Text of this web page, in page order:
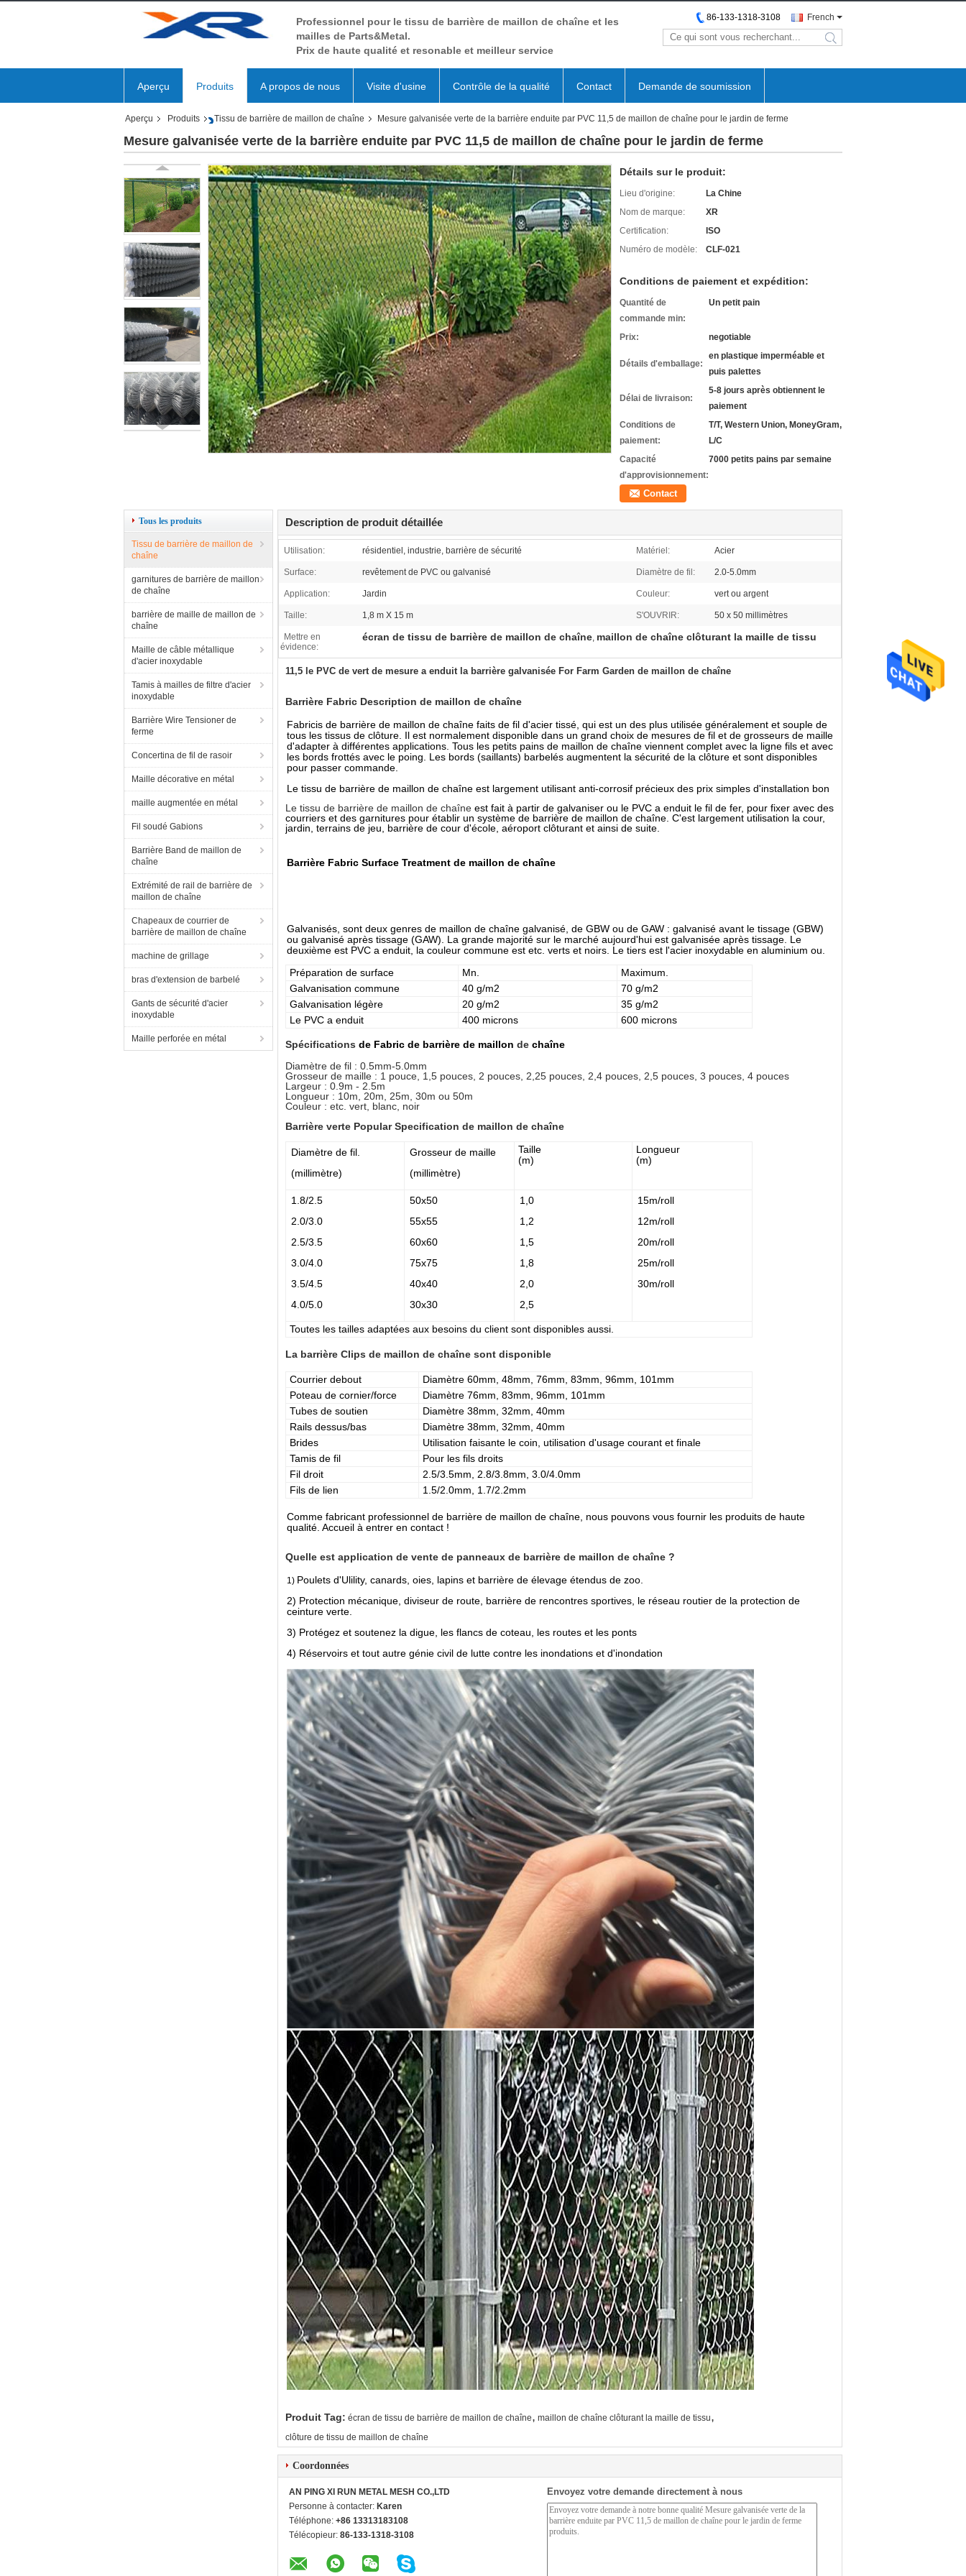
Professionnel pour le tissu de barrière de maillon de chaîne et les
mailles de Parts&Metal.
Prix de haute qualité et resonable et meilleur service
French
86-133-1318-3108
search
Aperçu Produits A propos de nous Visite d'usine Contrôle de la qualité Contact Demande de soumission
Aperçu Produits Tissu de barrière de maillon de chaîne Mesure galvanisée verte de la barrière enduite par PVC 11,5 de maillon de chaîne pour le jardin de ferme
Mesure galvanisée verte de la barrière enduite par PVC 11,5 de maillon de chaîne pour le jardin de ferme
Détails sur le produit:
Lieu d'origine:
La Chine
Nom de marque:
XR
Certification:
ISO
Numéro de modèle:
CLF-021
Conditions de paiement et expédition:
Quantité de
commande min:
Un petit pain
Prix: negotiable
Détails d'emballage:
en plastique imperméable et
puis palettes
Délai de livraison:
5-8 jours après obtiennent le
paiement
Conditions de
paiement:
T/T, Western Union, MoneyGram,
L/C
Capacité
d'approvisionnement:
7000 petits pains par semaine
Contact
Tous les produits
Tissu de barrière de maillon de
chaîne
garnitures de barrière de maillon
de chaîne
barrière de maille de maillon de
chaîne
Maille de câble métallique
d'acier inoxydable
Tamis à mailles de filtre d'acier
inoxydable
Barrière Wire Tensioner de
ferme
Concertina de fil de rasoir
Maille décorative en métal
maille augmentée en métal
Fil soudé Gabions
Barrière Band de maillon de
chaîne
Extrémité de rail de barrière de
maillon de chaîne
Chapeaux de courrier de
barrière de maillon de chaîne
machine de grillage
bras d'extension de barbelé
Gants de sécurité d'acier
inoxydable
Maille perforée en métal
Description de produit détaillée
Utilisation: résidentiel, industrie, barrière de sécurité Matériel: Acier
Surface: revêtement de PVC ou galvanisé Diamètre de fil: 2.0-5.0mm
Application: Jardin Couleur: vert ou argent
Taille: 1,8 m X 15 m S'OUVRIR: 50 x 50 millimètres
Mettre en
évidence:
écran de tissu de barrière de maillon de chaîne, maillon de chaîne clôturant la maille de tissu
11,5 le PVC de vert de mesure a enduit la barrière galvanisée For Farm Garden de maillon de chaîne
Barrière Fabric Description de maillon de chaîne
Fabricis de barrière de maillon de chaîne faits de fil d'acier tissé, qui est un des plus utilisée généralement et souple de
tous les tissus de clôture. Il est normalement disponible dans un grand choix de mesures de fil et de grosseurs de maille
d'adapter à différentes applications. Tous les petits pains de maillon de chaîne viennent complet avec la ligne fils et avec
les bords frottés avec le poing. Les bords (saillants) barbelés augmentent la sécurité de la clôture et sont disponibles
pour passer commande.
Le tissu de barrière de maillon de chaîne est largement utilisant anti-corrosif précieux des prix simples d'installation bon
Le tissu de barrière de maillon de chaîne est fait à partir de galvaniser ou le PVC a enduit le fil de fer, pour fixer avec des
courriers et des garnitures pour établir un système de barrière de maillon de chaîne. C'est largement utilisation la cour,
jardin, terrains de jeu, barrière de cour d'école, aéroport clôturant et ainsi de suite.
Barrière Fabric Surface Treatment de maillon de chaîne
Galvanisés, sont deux genres de maillon de chaîne galvanisé, de GBW ou de GAW : galvanisé avant le tissage (GBW)
ou galvanisé après tissage (GAW). La grande majorité sur le marché aujourd'hui est galvanisée après tissage. Le
deuxième est PVC a enduit, la couleur commune est etc. verts et noirs. Le tiers est l'acier inoxydable en aluminium ou.
Préparation de surface
Mn.
Maximum.
Galvanisation commune
40 g/m2
70 g/m2
Galvanisation légère
20 g/m2
35 g/m2
Le PVC a enduit
400 microns 600 microns
Spécifications de Fabric de barrière de maillon de chaîne
Diamètre de fil : 0.5mm-5.0mm
Grosseur de maille : 1 pouce, 1,5 pouces, 2 pouces, 2,25 pouces, 2,4 pouces, 2,5 pouces, 3 pouces, 4 pouces
Largeur : 0.9m - 2.5m
Longueur : 10m, 20m, 25m, 30m ou 50m
Couleur : etc. vert, blanc, noir
Barrière verte Popular Specification de maillon de chaîne
Diamètre de fil.
(millimètre)
Grosseur de maille
(millimètre)
Taille
(m)
Longueur
(m)
1.8/2.5
2.0/3.0
2.5/3.5
3.0/4.0
3.5/4.5
4.0/5.0
50x50
55x55
60x60
75x75
40x40
30x30
1,0
1,2
1,5
1,8
2,0
2,5
15m/roll
12m/roll
20m/roll
25m/roll
30m/roll
Toutes les tailles adaptées aux besoins du client sont disponibles aussi.
La barrière Clips de maillon de chaîne sont disponible
Courrier debout
Diamètre 60mm, 48mm, 76mm, 83mm, 96mm, 101mm
Poteau de cornier/force
Diamètre 76mm, 83mm, 96mm, 101mm
Tubes de soutien
Diamètre 38mm, 32mm, 40mm
Rails dessus/bas
Diamètre 38mm, 32mm, 40mm
Brides
Utilisation faisante le coin, utilisation d'usage courant et finale
Tamis de fil
Pour les fils droits
Fil droit
2.5/3.5mm, 2.8/3.8mm, 3.0/4.0mm
Fils de lien
1.5/2.0mm, 1.7/2.2mm
Comme fabricant professionnel de barrière de maillon de chaîne, nous pouvons vous fournir les produits de haute
qualité. Accueil à entrer en contact !
Quelle est application de vente de panneaux de barrière de maillon de chaîne ?
1) Poulets d'Ulility, canards, oies, lapins et barrière de élevage étendus de zoo.
2) Protection mécanique, diviseur de route, barrière de rencontres sportives, le réseau routier de la protection de
ceinture verte.
3) Protégez et soutenez la digue, les flancs de coteau, les routes et les ponts
4) Réservoirs et tout autre génie civil de lutte contre les inondations et d'inondation
Produit Tag: écran de tissu de barrière de maillon de chaîne, maillon de chaîne clôturant la maille de tissu,
clôture de tissu de maillon de chaîne
Coordonnées
AN PING XI RUN METAL MESH CO.,LTD
Personne à contacter: Karen
Téléphone: +86 13313183108
Télécopieur: 86-133-1318-3108
Envoyez votre demande directement à nous